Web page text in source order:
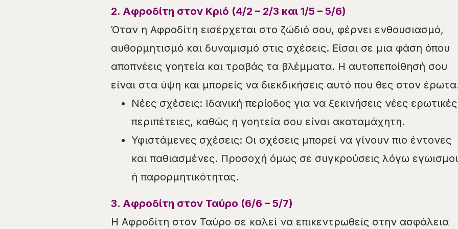
2. Αφροδίτη στον Κριό (4/2 – 2/3 και 1/5 – 5/6)
Όταν η Αφροδίτη εισέρχεται στο ζώδιό σου, φέρνει ενθουσιασμό,
αυθορμητισμό και δυναμισμό στις σχέσεις. Είσαι σε μια φάση όπου
αποπνέεις γοητεία και τραβάς τα βλέμματα. Η αυτοπεποίθησή σου
είναι στα ύψη και μπορείς να διεκδικήσεις αυτό που θες στον
Νέες σχέσεις: Ιδανική περίοδος για να ξεκινήσεις νέες ερωτικές
περιπέτειες, καθώς η γοητεία σου είναι ακαταμάχητη.
Υφιστάμενες σχέσεις: Οι σχέσεις μπορεί να γίνουν πιο έντονες
και παθιασμένες. Προσοχή όμως σε συγκρούσεις λόγω
ή παρορμητικότητας.
3. Αφροδίτη στον Ταύρο (6/6 – 5/7)
Η Αφροδίτη στον Ταύρο σε καλεί να επικεντρωθείς στην ασφάλεια